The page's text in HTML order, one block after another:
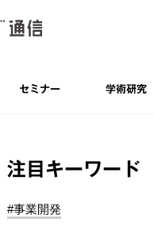
セミナー 学術研究
注目キーワード
#事業開発